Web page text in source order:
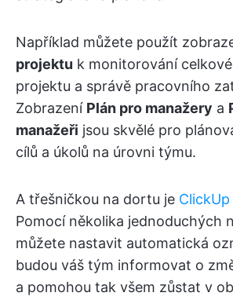
Například můžete použít
projektu k monitorování
projektu a správě pracovního
Zobrazení Plán pro manažery a
manažeři jsou skvělé pro
cílů a úkolů na úrovni týmu.
A třešničkou na dortu je
Pomocí několika jednoduchých
můžete nastavit automatická
budou váš tým informovat o
a pomohou tak všem zůstat v